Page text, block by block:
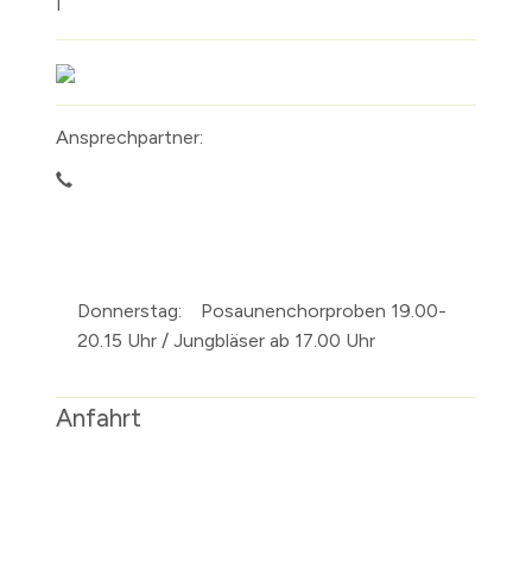
Ansprechpartner:
Donnerstag:
Posaunenchorproben 19.00-
20.15 Uhr / Jungbläser ab 17.00 Uhr
Anfahrt